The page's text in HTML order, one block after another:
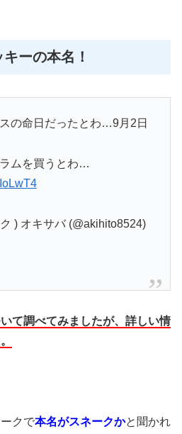
ーの本名！
の命日だったとわ…9月2日
ムを買うとわ…
) オキサバ (@akihito8524)
て調べてみましたが、詳しい情
クで本名がスネークかと聞かれ